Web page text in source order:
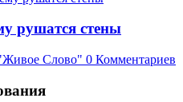
рушатся стены
Слово" 0 Комментариев